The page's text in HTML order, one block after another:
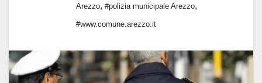
Arezzo, #polizia municipale Arezzo,
#www.comune.arezzo.it